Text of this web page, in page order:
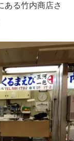
ある竹内商店さ